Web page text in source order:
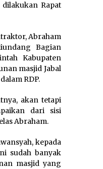
Rapat
Abraham
Bagian
Kabupaten
masjid Jabal
RDP.
akan tetapi
dari sisi
Abraham.
kepada
sudah banyak
masjid yang